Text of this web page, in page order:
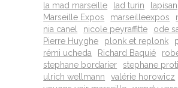
la mad marseille
lad turin
Marseille Expos
marseilleexpos
nia canel
nicole peyraffitte ode
Pierre Huyghe
plonk et replonk
rémi ucheda
Richard Baquié
stephane bordarier
stephane
ulrich wellmann
valérie horowicz